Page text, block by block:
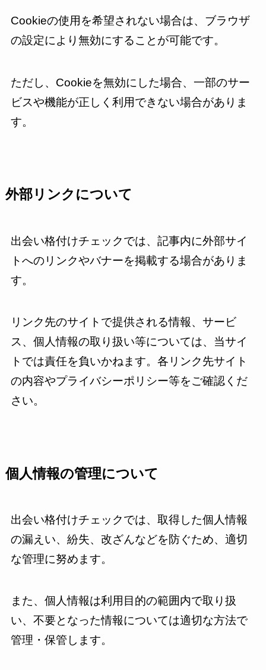
Cookieの使用を希望されない場合は、ブラウザ
の設定により無効にすることが可能です。
ただし、Cookieを無効にした場合、一部のサー
ビスや機能が正しく利用できない場合がありま
す。
外部リンクについて
出会い格付けチェックでは、記事内に外部サイ
トへのリンクやバナーを掲載する場合がありま
す。
リンク先のサイトで提供される情報、サービ
ス、個人情報の取り扱い等については、当サイ
トでは責任を負いかねます。各リンク先サイト
の内容やプライバシーポリシー等をご確認くだ
さい。
個人情報の管理について
出会い格付けチェックでは、取得した個人情報
の漏えい、紛失、改ざんなどを防ぐため、適切
な管理に努めます。
また、個人情報は利用目的の範囲内で取り扱
い、不要となった情報については適切な方法で
管理・保管します。